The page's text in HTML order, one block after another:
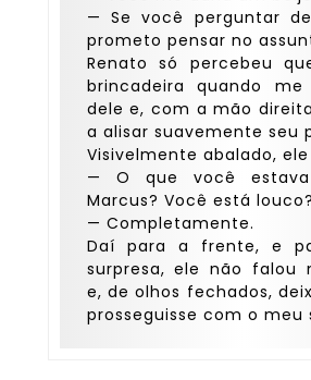
— Se você perguntar
prometo pensar no
Renato só percebeu
brincadeira quando me
dele e, com a mão
a alisar suavemente seu
Visivelmente abalado,
— O que você estava
Marcus? Você está louco?
— Completamente.
Daí para a frente, e
surpresa, ele não falou
e, de olhos fechados,
prosseguisse com o meu